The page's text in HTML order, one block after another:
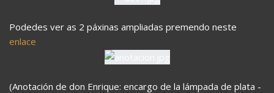
Podedes ver as 2 páxinas ampliadas premendo neste
enlace
(Anotación de don Enrique: encargo de la lámpada de plata -